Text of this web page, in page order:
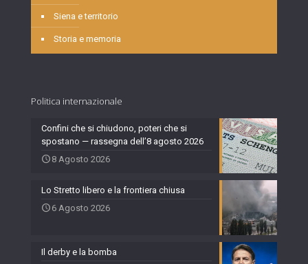
Siena e territorio
Storia e memoria
Politica internazionale
Confini che si chiudono, poteri che si
spostano — rassegna dell’8 agosto 2026
8 Agosto 2026
Lo Stretto libero e la frontiera chiusa
6 Agosto 2026
Il derby e la bomba